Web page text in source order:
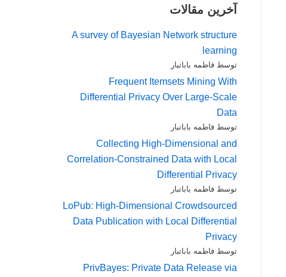
آخرین مقالات
A survey of Bayesian Network structure
learning
توسط فاطمه باباتبار
Frequent Itemsets Mining With
Differential Privacy Over Large-Scale
Data
توسط فاطمه باباتبار
Collecting High-Dimensional and
Correlation-Constrained Data with Local
Differential Privacy
توسط فاطمه باباتبار
LoPub: High-Dimensional Crowdsourced
Data Publication with Local Differential
Privacy
توسط فاطمه باباتبار
PrivBayes: Private Data Release via